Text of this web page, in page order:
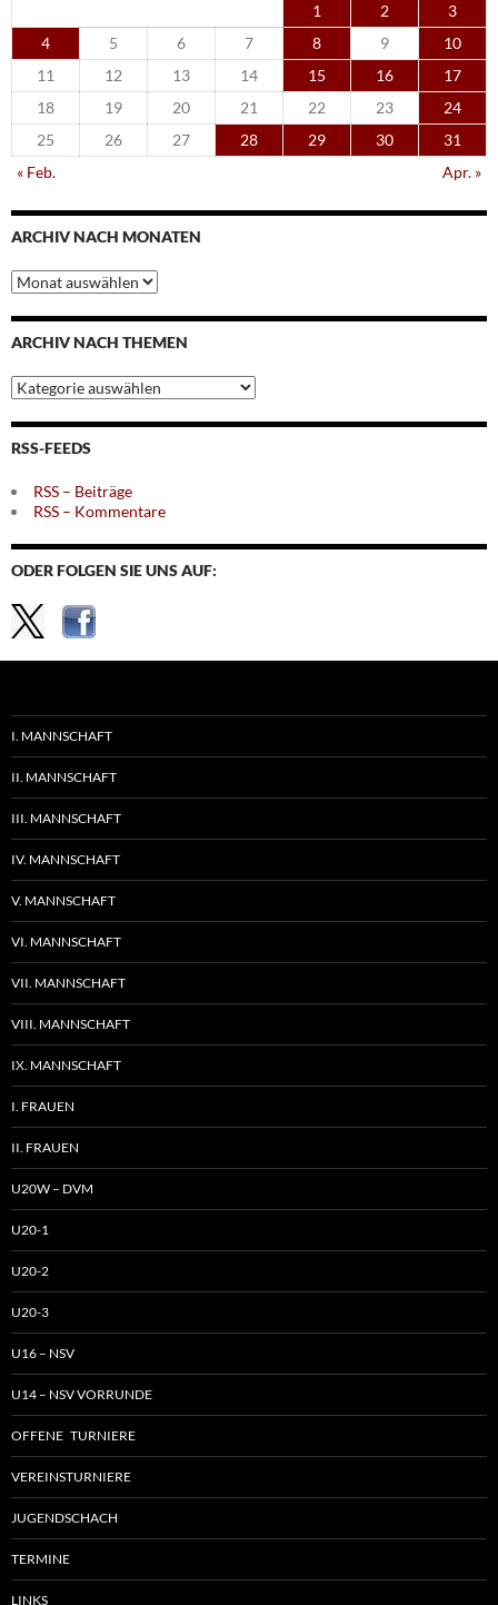
1
2
3
4
5 6 7 8 9
10
11
12 13 14 15 16
17
18
19 20 21 22 23
24
25
26 27 28 29 30
31
« Feb.
Apr. »
ARCHIV NACH MONATEN
Archiv
nach
Monaten
ARCHIV NACH THEMEN
Archiv
nach
Themen
RSS-FEEDS
RSS – Beiträge
RSS – Kommentare
ODER FOLGEN SIE UNS AUF:
I. MANNSCHAFT
II. MANNSCHAFT
III. MANNSCHAFT
IV. MANNSCHAFT
V. MANNSCHAFT
VI. MANNSCHAFT
VII. MANNSCHAFT
VIII. MANNSCHAFT
IX. MANNSCHAFT
I. FRAUEN
II. FRAUEN
U20W – DVM
U20-1
U20-2
U20-3
U16 – NSV
U14 – NSV VORRUNDE
OFFENE TURNIERE
VEREINSTURNIERE
JUGENDSCHACH
TERMINE
LINKS